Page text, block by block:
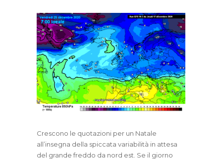
Crescono le quotazioni per un Natale
all’insegna della spiccata variabilità in attesa
del grande freddo da nord est. Se il giorno